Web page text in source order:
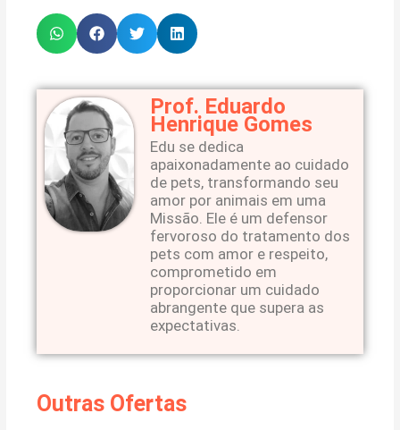
Prof. Eduardo
Henrique Gomes
Edu se dedica
apaixonadamente ao cuidado
de pets, transformando seu
amor por animais em uma
Missão. Ele é um defensor
fervoroso do tratamento dos
pets com amor e respeito,
comprometido em
proporcionar um cuidado
abrangente que supera as
expectativas.
Outras Ofertas